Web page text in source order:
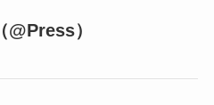
）